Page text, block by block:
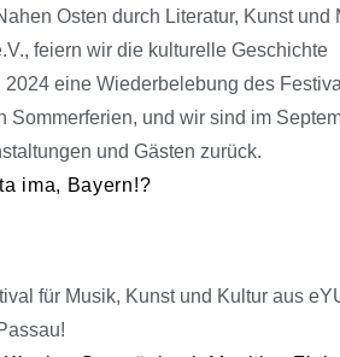
Osten durch Literatur, Kunst und
feiern wir die kulturelle Geschichte
eine Wiederbelebung des
Sommerferien, und wir sind im
und Gästen zurück.
ima, Bayern!?
für Musik, Kunst und Kultur aus